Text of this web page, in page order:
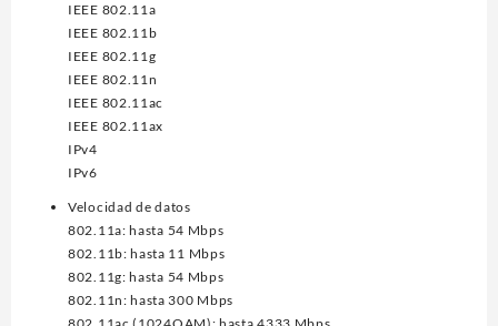
IEEE 802.11a
IEEE 802.11b
IEEE 802.11g
IEEE 802.11n
IEEE 802.11ac
IEEE 802.11ax
IPv4
IPv6
Velocidad de datos
802.11a: hasta 54 Mbps
802.11b: hasta 11 Mbps
802.11g: hasta 54 Mbps
802.11n: hasta 300 Mbps